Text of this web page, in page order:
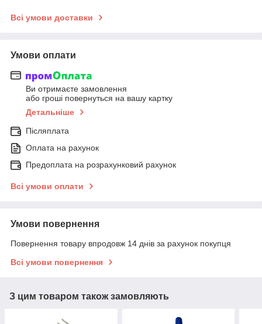
Всі умови доставки
Умови оплати
Ви отримаєте замовлення
або гроші повернуться на вашу картку
Детальніше
Післяплата
Оплата на рахунок
Предоплата на розрахунковий рахунок
Всі умови оплати
Умови повернення
Повернення товару впродовж 14 днів за рахунок покупця
Всі умови повернення
З цим товаром також замовляють